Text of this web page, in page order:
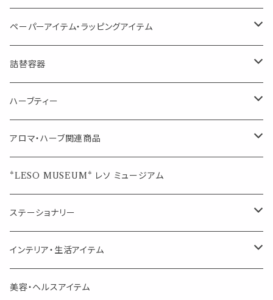
AroMachi アロマチ 町の香り
Mask&Pillow Aroma
ブレンド
ディフューザー
サシェ・香り袋
ハーブティー
シングル
季節のハーブティー
キャンディー
ペーパーアイテム・ラッピングアイテム
シーリングワックス シール
ペーパークリップ
ウェルカムボード・装飾
席札クリップ
プチギフト
詰替容器
ロールオンボトル
スプレーボトル
スポイトボトル
精油用ボトル
ポンプ式ボトル
リップ容器
ハーブティー
ブレンド
ジュエル オブ ビューティー
美人さんのハーブティー
シングル
アロマ・ハーブ関連商品
エッセンシャルオイル
シングル
ブレンド
クラフト器材・道具
キャリアオイル・ワックス
道具
お香・サシェ・キャンドル
線香
ディフューザー
*LESO MUSEUM* レソ ミュージアム
ステーショナリー
デザインクリップ
記号（ハート,星,etc）
ページオープナー・ワイドクリップ
インテリア・生活アイテム
オブジェ
美容・ヘルスアイテム